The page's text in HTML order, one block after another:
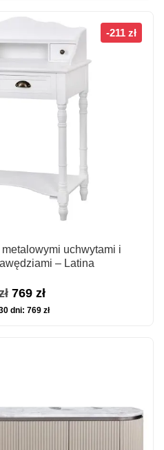
980 zł.
399 zł.
-211 zł
uchwytami i
– Latina
Pierwotna
cena
769 złAktualna
cena
dni: 769 zł